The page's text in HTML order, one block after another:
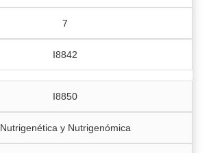
7
I8842
I8850
Nutrigenética y Nutrigenómica